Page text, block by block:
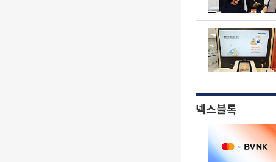
넥스블록